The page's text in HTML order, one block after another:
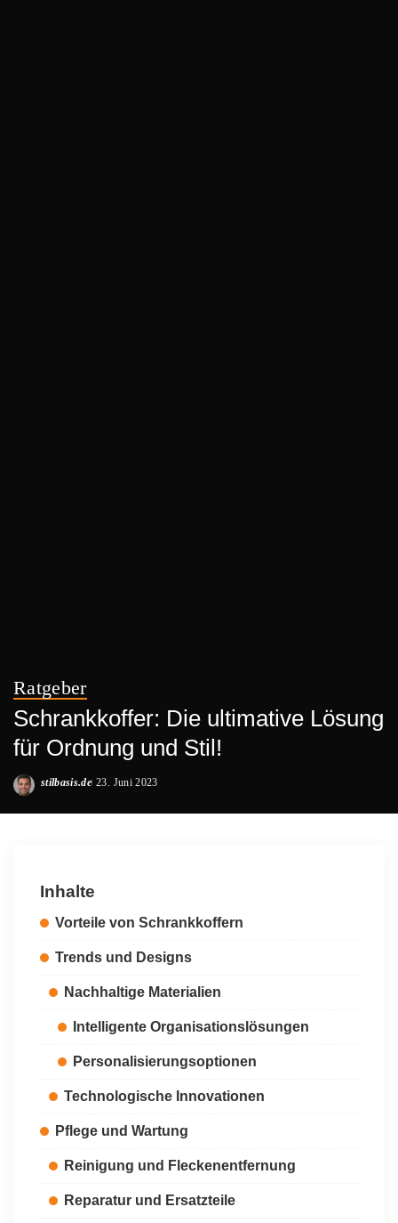
Ratgeber
Schrankkoffer: Die ultimative Lösung
für Ordnung und Stil!
Posted
stilbasis.de 23. Juni 2023
Inhalte
Vorteile von Schrankkoffern
Trends und Designs
Nachhaltige Materialien
Intelligente Organisationslösungen
Personalisierungsoptionen
Technologische Innovationen
Pflege und Wartung
Reinigung und Fleckenentfernung
Reparatur und Ersatzteile